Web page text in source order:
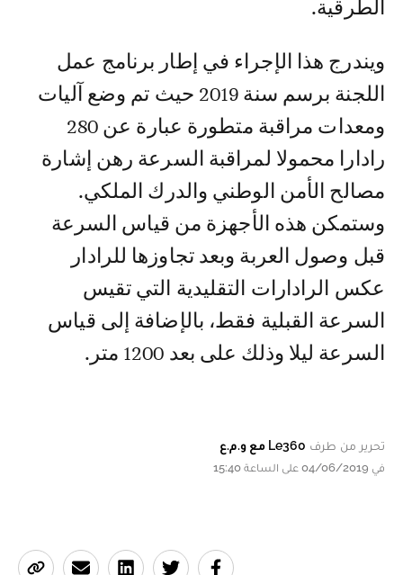
الطرقية.
ويندرج هذا الإجراء في إطار برنامج عمل
اللجنة برسم سنة 2019 حيث تم وضع آليات
ومعدات مراقبة متطورة عبارة عن 280
رادارا محمولا لمراقبة السرعة رهن إشارة
مصالح الأمن الوطني والدرك الملكي.
وستمكن هذه الأجهزة من قياس السرعة
قبل وصول العربة وبعد تجاوزها للرادار
عكس الرادارات التقليدية التي تقيس
السرعة القبلية فقط، بالإضافة إلى قياس
السرعة ليلا وذلك على بعد 1200 متر.
تحرير من طرف Le360 مع و.م.ع
في 04/06/2019 على الساعة 15:40